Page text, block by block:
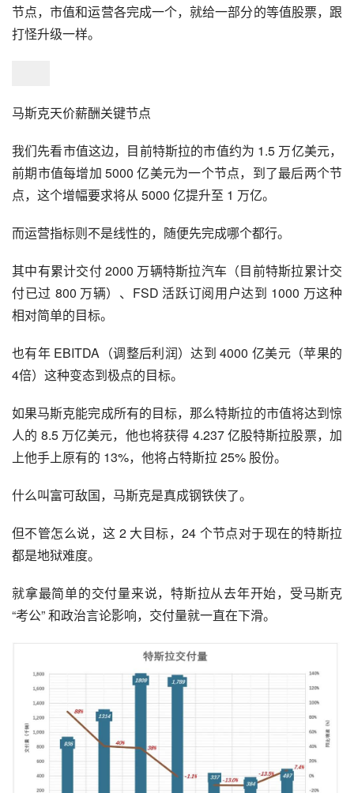
节点，市值和运营各完成一个，就给一部分的等值股票，跟
打怪升级一样。
马斯克天价薪酬关键节点
我们先看市值这边，目前特斯拉的市值约为 1.5 万亿美元，
前期市值每增加 5000 亿美元为一个节点，到了最后两个节
点，这个增幅要求将从 5000 亿提升至 1 万亿。
而运营指标则不是线性的，随便先完成哪个都行。
其中有累计交付 2000 万辆特斯拉汽车（目前特斯拉累计交
付已过 800 万辆）、FSD 活跃订阅用户达到 1000 万这种
相对简单的目标。
也有年 EBITDA（调整后利润）达到 4000 亿美元（苹果的
4倍）这种变态到极点的目标。
如果马斯克能完成所有的目标，那么特斯拉的市值将达到惊
人的 8.5 万亿美元，他也将获得 4.237 亿股特斯拉股票，加
上他手上原有的 13%，他将占特斯拉 25% 股份。
什么叫富可敌国，马斯克是真成钢铁侠了。
但不管怎么说，这 2 大目标，24 个节点对于现在的特斯拉
都是地狱难度。
就拿最简单的交付量来说，特斯拉从去年开始，受马斯克
“考公” 和政治言论影响，交付量就一直在下滑。